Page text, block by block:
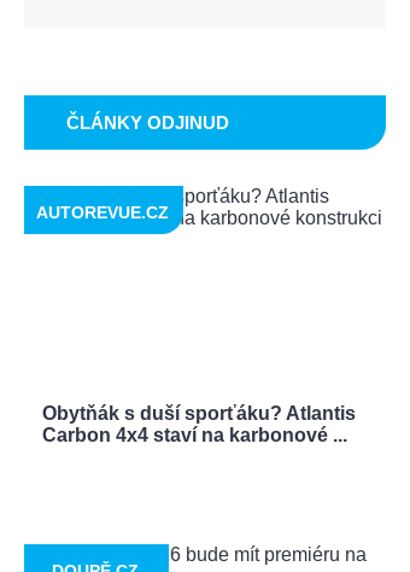
ČLÁNKY ODJINUD
Obytňák s duší sporťáku? Atlantis
Carbon 4x4 staví na karbonové ...
AUTOREVUE.CZ